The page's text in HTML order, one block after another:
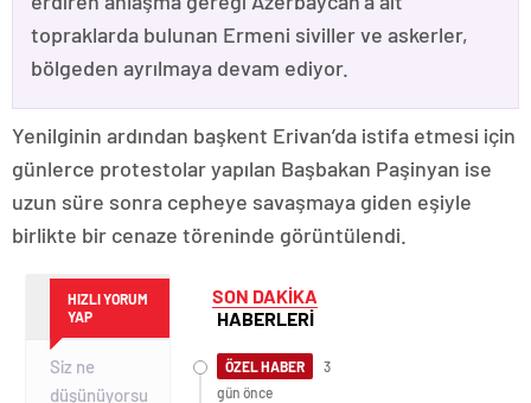
topraklarda bulunan Ermeni siviller ve askerler,
bölgeden ayrılmaya devam ediyor.
Yenilginin ardından başkent Erivan’da istifa etmesi için
günlerce protestolar yapılan Başbakan Paşinyan ise
uzun süre sonra cepheye savaşmaya giden eşiyle
birlikte bir cenaze töreninde görüntülendi.
HIZLI YORUM
YAP
SON DAKİKA
HABERLERİ
ÖZEL HABER
3
gün önce